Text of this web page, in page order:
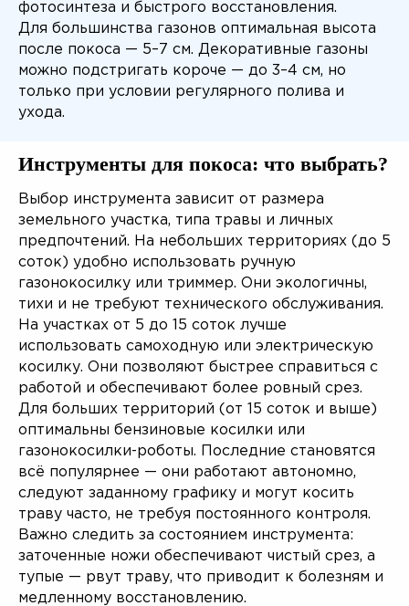
фотосинтеза и быстрого восстановления.
Для большинства газонов оптимальная высота
после покоса — 5–7 см. Декоративные газоны
можно подстригать короче — до 3–4 см, но
только при условии регулярного полива и
ухода.
Инструменты для покоса: что выбрать?
Выбор инструмента зависит от размера
земельного участка, типа травы и личных
предпочтений. На небольших территориях (до 5
соток) удобно использовать ручную
газонокосилку или триммер. Они экологичны,
тихи и не требуют технического обслуживания.
На участках от 5 до 15 соток лучше
использовать самоходную или электрическую
косилку. Они позволяют быстрее справиться с
работой и обеспечивают более ровный срез.
Для больших территорий (от 15 соток и выше)
оптимальны бензиновые косилки или
газонокосилки-роботы. Последние становятся
всё популярнее — они работают автономно,
следуют заданному графику и могут косить
траву часто, не требуя постоянного контроля.
Важно следить за состоянием инструмента:
заточенные ножи обеспечивают чистый срез, а
тупые — рвут траву, что приводит к болезням и
медленному восстановлению.